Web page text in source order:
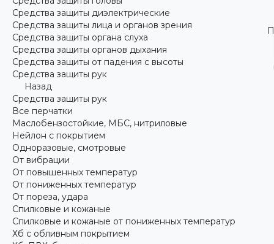
Средства защиты диэлектрические
Средства защиты лица и органов зрения
Средства защиты органа слуха
Средства защиты органов дыхания
Средства защиты от падения с высоты
Средства защиты рук
Назад
Средства защиты рук
Все перчатки
Маслобензостойкие, МБС, нитриловые
Нейлон с покрытием
Одноразовые, смотровые
От вибрации
От повышенных температур
От пониженных температур
От пореза, удара
Спилковые и кожаные
Спилковые и кожаные от пониженных температур
Хб с обливным покрытием